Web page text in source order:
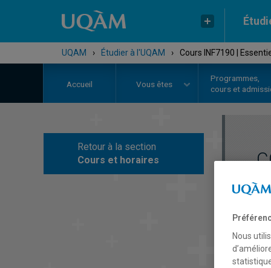
UQAM › Étudier à l'UQAM › Cours INF7190 |
Accueil Vous êtes
Programmes,
cours et
Retour à la section
Cours et horaires
Nous